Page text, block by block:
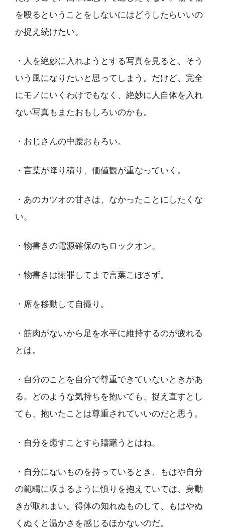
を殴るということをしないにはどうしたらいいの
か捉え続けたい。
・人を絶妙に入れようとする写真を見ると、そう
いう風になりたいと思ってしまう。だけど、完全
にモノにいくわけでもなく、絶妙に人自体を入れ
ない写真もまたおもしろいのかも。
・おじさんの中腰おもろい。
・言葉が降り積り、価値観が重なっていく。
・あのカツオの甘さは、なかったことにしたくな
い。
・物書きの電源確保のちロックオン。
・物書きは謝罪してまで言葉こぼさず。
・席を移動して自撮り。
・筋肉がないから足を水平に維持するのが疲れる
とは。
・自分のことを自分で尊重できていないときがあ
る。どのような気持ちを抱いても、捉え直すとし
ても、抱いたことは尊重されていいのだと思う。
・自分を癒すことすら躊躇うとはね。
・自分にないものを持っているとき、もはや自分
の範疇に収まるように憤りを抱えていては、身動
きが取れまい。得体の知れぬものして、もはやぬ
くぬくと温かさを感じるほかないのだ。